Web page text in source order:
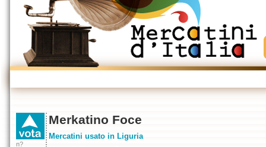
n?
Merkatino Foce
Mercatini usato in Liguria